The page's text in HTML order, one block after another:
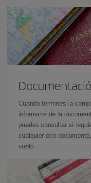
Cuando termines la
informarte de la
puedes consultar si
cualquier otro
vuelo.